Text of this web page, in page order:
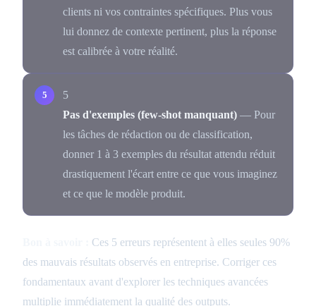
clients ni vos contraintes spécifiques. Plus vous
lui donnez de contexte pertinent, plus la réponse
est calibrée à votre réalité.
5
Pas d'exemples (few-shot manquant) — Pour
les tâches de rédaction ou de classification,
donner 1 à 3 exemples du résultat attendu réduit
drastiquement l'écart entre ce que vous imaginez
et ce que le modèle produit.
Ces 5 erreurs représentent à elles seules 90%
des mauvais résultats observés en entreprise. Corriger ces
fondamentaux avant d'explorer les techniques avancées
multiplie immédiatement la qualité des outputs.